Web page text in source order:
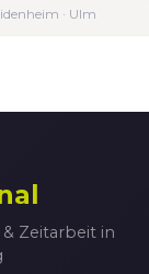
· Ulm
Zeitarbeit in